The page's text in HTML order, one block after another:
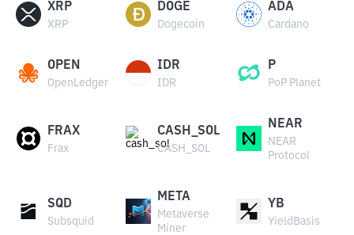
XRP
XRP
DOGE
Dogecoin
ADA
Cardano
OPEN
OpenLedger
IDR
IDR
P
PoP Planet
FRAX
Frax
CASH_SOL
CASH_SOL
NEAR
NEAR
Protocol
SQD
Subsquid
META
Metaverse
Miner
YB
YieldBasis